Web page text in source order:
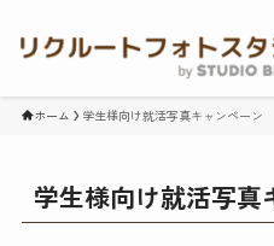
ホーム 学生様向け就活写真キャンペーン
学生様向け就活写真